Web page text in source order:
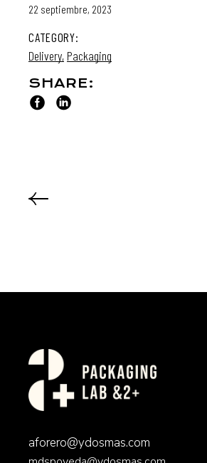
22 septiembre, 2023
CATEGORY:
Delivery Packaging
SHARE:
aforero@ydosmas.com